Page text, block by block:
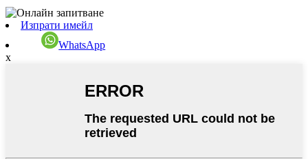
Изпрати имейл
WhatsApp
x